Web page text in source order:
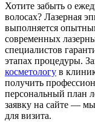
Хотите забыть о
волосах? Лазерная
выполняется
современных
специалистов
этапах процедуры.
косметологу в
получить
персональный план
заявку на сайте —
для визита.